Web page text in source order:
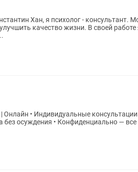
Хан, я психолог - консультант.
качество жизни. В своей
• Теплая,
осуждения • Конфиденциально — все